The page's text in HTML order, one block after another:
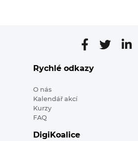
Rychlé odkazy
O nás
Kalendář akcí
Kurzy
FAQ
DigiKoalice